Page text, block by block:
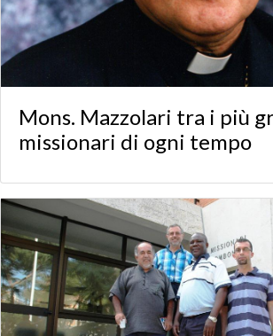
Mons. Mazzolari tra i più
missionari di ogni tempo